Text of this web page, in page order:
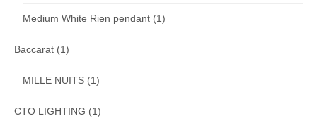
Medium White Rien pendant (1)
Baccarat (1)
MILLE NUITS (1)
CTO LIGHTING (1)